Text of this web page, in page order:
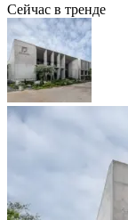
Сейчас в тренде